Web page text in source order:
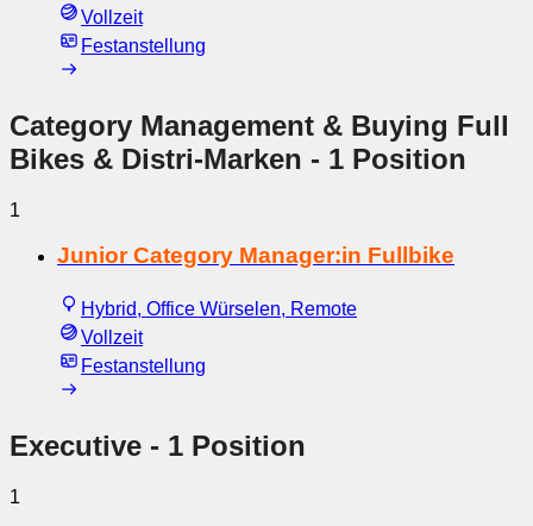
Vollzeit
Festanstellung
Category Management & Buying Full
Bikes & Distri-Marken - 1 Position
1
Junior Category Manager:in Fullbike
Hybrid, Office Würselen, Remote
Vollzeit
Festanstellung
Executive - 1 Position
1